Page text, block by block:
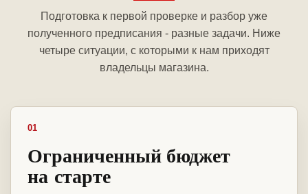
Подготовка к первой проверке и разбор уже
полученного предписания - разные задачи. Ниже
четыре ситуации, с которыми к нам приходят
владельцы магазина.
01
Ограниченный бюджет
на старте